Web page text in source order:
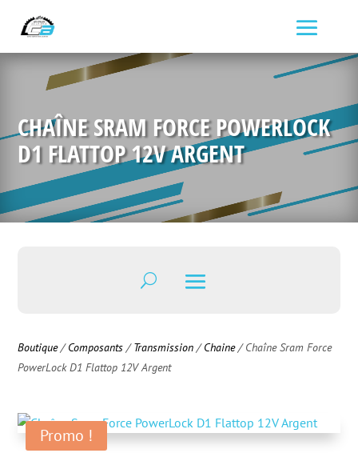
CHAÎNE SRAM FORCE POWERLOCK
D1 FLATTOP 12V ARGENT
Boutique/Composants /Transmission /Chaine/ Chaîne Sram Force
PowerLock D1 Flattop 12V Argent
Promo !